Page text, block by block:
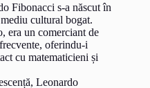
Fibonacci s-a născut în
cultural bogat.
era un comerciant de
oferindu-i
cu matematicieni și
Leonardo